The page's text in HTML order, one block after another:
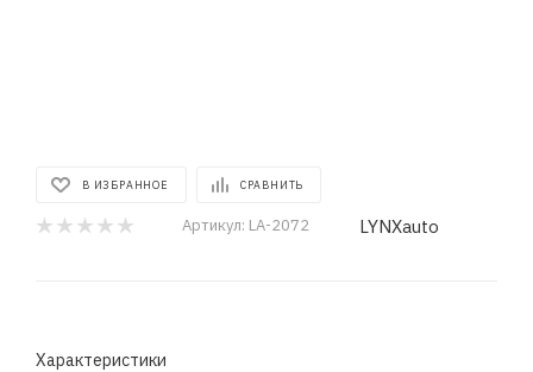
В ИЗБРАННОЕ СРАВНИТЬ
Артикул: LA-2072 LYNXauto
Характеристики